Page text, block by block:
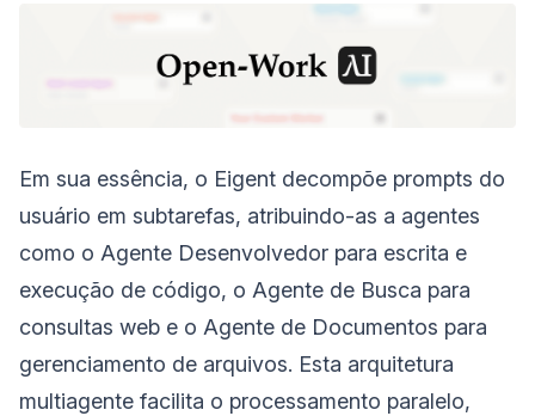
Em sua essência, o Eigent decompõe prompts do
usuário em subtarefas, atribuindo-as a agentes
como o Agente Desenvolvedor para escrita e
execução de código, o Agente de Busca para
consultas web e o Agente de Documentos para
gerenciamento de arquivos. Esta arquitetura
multiagente facilita o processamento paralelo,